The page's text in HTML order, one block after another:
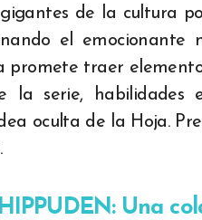
gigantes de la cultura
el
traer
la serie,
oculta de la Hoja.
Una